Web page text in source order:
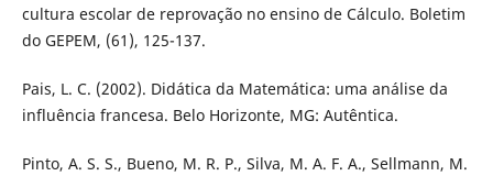
cultura escolar de reprovação no ensino de Cálculo. Boletim
do GEPEM, (61), 125-137.
Pais, L. C. (2002). Didática da Matemática: uma análise da
influência francesa. Belo Horizonte, MG: Autêntica.
Pinto, A. S. S., Bueno, M. R. P., Silva, M. A. F. A., Sellmann, M.